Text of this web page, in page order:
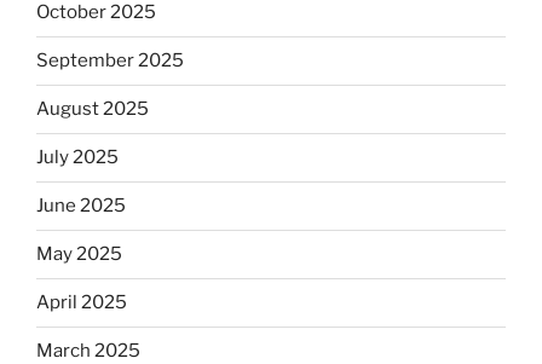
October 2025
September 2025
August 2025
July 2025
June 2025
May 2025
April 2025
March 2025